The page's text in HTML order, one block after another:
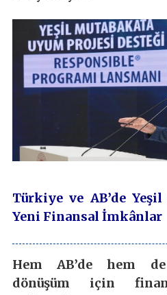
Türkiye ve AB’de
Yeni Finansal İmkânlar
Hem AB’de hem
dönüşüm için